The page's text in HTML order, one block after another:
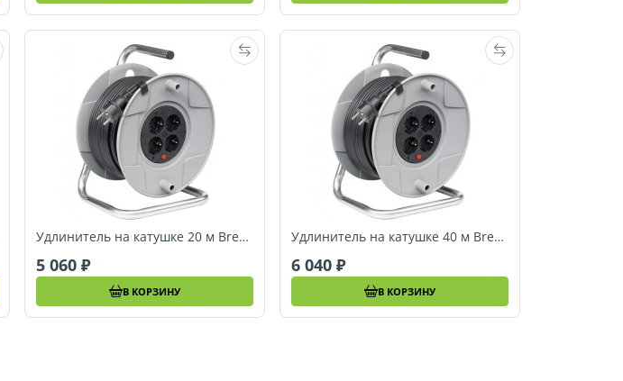
Удлинитель на катушке 20 м Brennenstuhl AK260 (1098058001)
5 060
В КОРЗИНУ
Удлинитель на катушке 40 м Brennenstuhl AK260 (1098068001)
6 040
В КОРЗИНУ